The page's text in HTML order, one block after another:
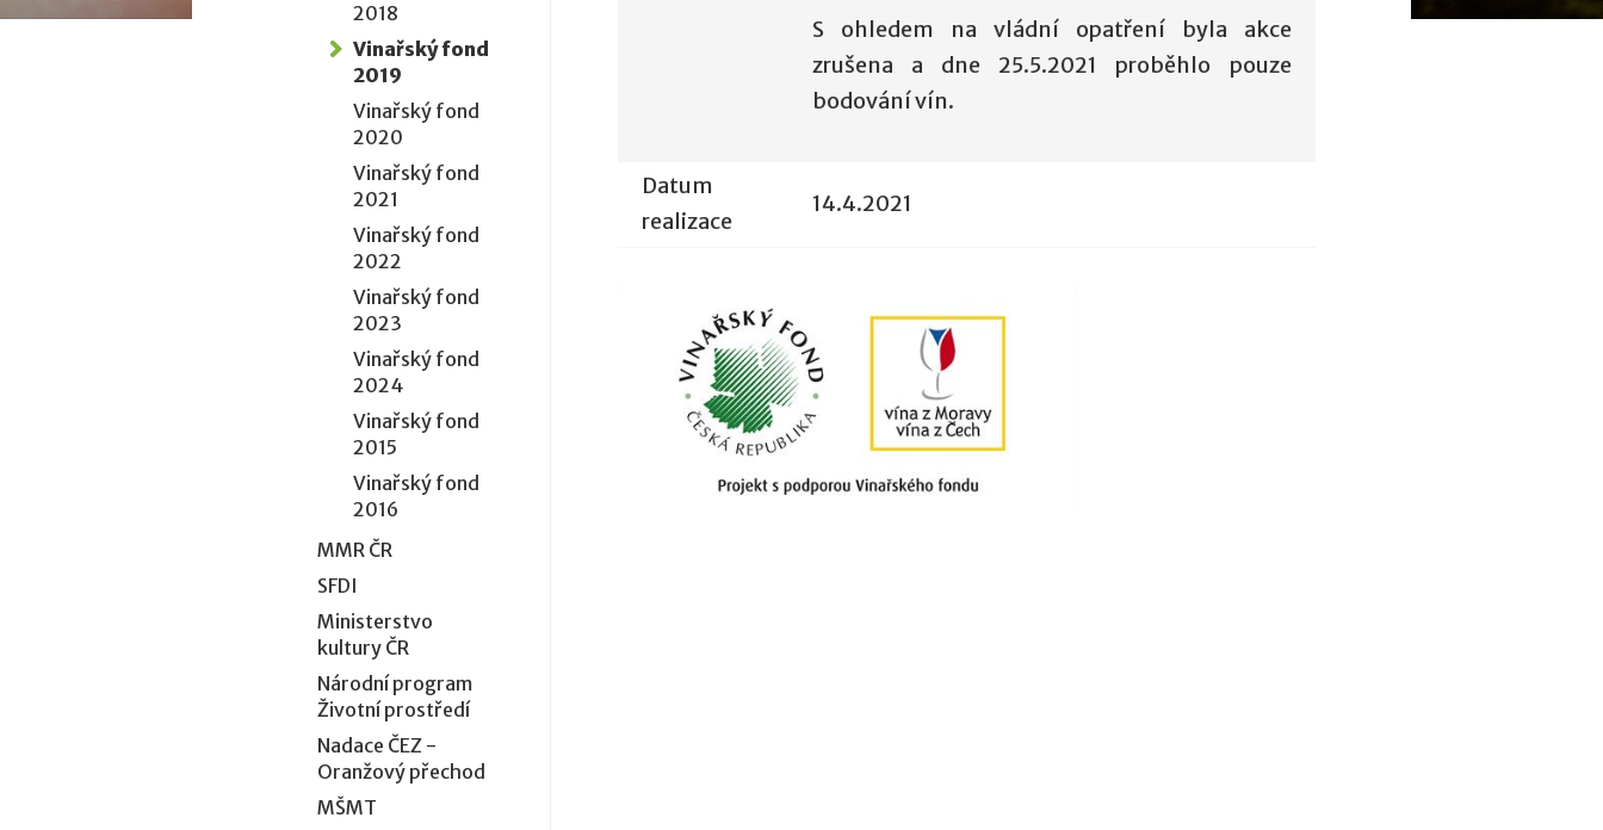
S ohledem na vládní opatření byla akce
zrušena a dne 25.5.2021 proběhlo pouze
bodování vín.
Datum
realizace
14.4.2021
2018
Vinařský fond
2019
Vinařský fond
2020
Vinařský fond
2021
Vinařský fond
2022
Vinařský fond
2023
Vinařský fond
2024
Vinařský fond
2015
Vinařský fond
2016
MMR ČR
SFDI
Ministerstvo
kultury ČR
Národní program
Životní prostředí
Nadace ČEZ -
Oranžový přechod
MŠMT